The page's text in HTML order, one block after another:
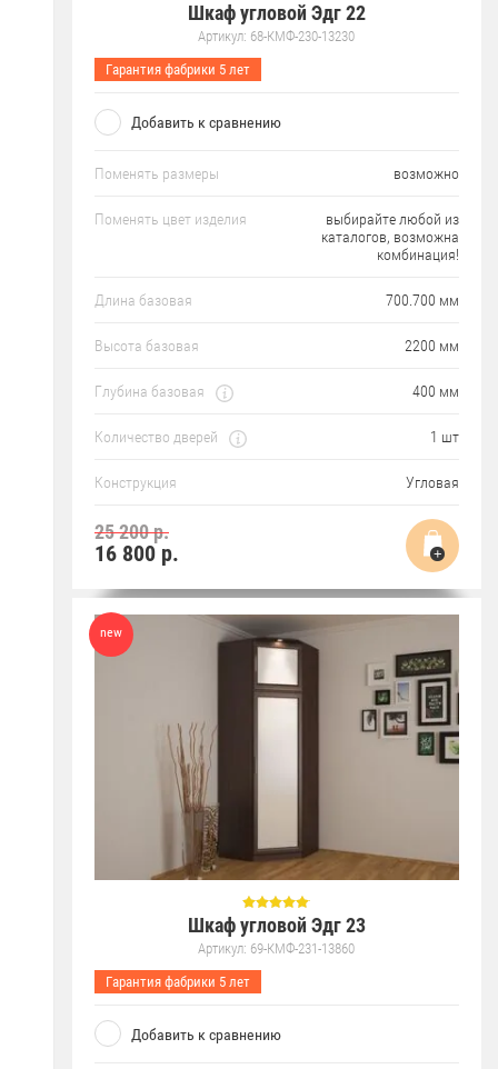
Шкаф угловой Эдг 22
Артикул: 68-КМФ-230-13230
Гарантия фабрики 5 лет
Добавить к сравнению
Поменять размеры возможно
Поменять цвет изделия
выбирайте любой из
каталогов, возможна
комбинация!
Длина базовая 700.700 мм
Высота базовая 2200 мм
Глубина базовая 400 мм
Количество дверей 1 шт
Конструкция Угловая
25 200 р.
16 800р.
Шкаф угловой Эдг 23
Артикул: 69-КМФ-231-13860
Гарантия фабрики 5 лет
Добавить к сравнению
new